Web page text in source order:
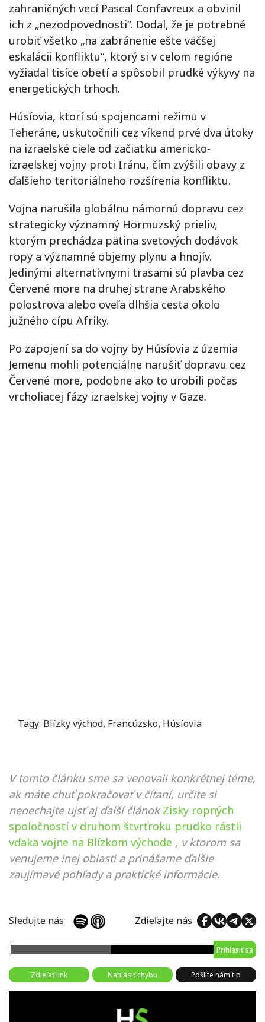
zahraničných vecí Pascal Confavreux a obvinil
ich z „nezodpovednosti“. Dodal, že je potrebné
urobiť všetko „na zabránenie ešte väčšej
eskalácii konfliktu“, ktorý si v celom regióne
vyžiadal tisíce obetí a spôsobil prudké výkyvy na
energetických trhoch.
Húsíovia, ktorí sú spojencami režimu v
Teheráne, uskutočnili cez víkend prvé dva útoky
na izraelské ciele od začiatku americko-
izraelskej vojny proti Iránu, čím zvýšili obavy z
ďalšieho teritoriálneho rozšírenia konfliktu.
Vojna narušila globálnu námornú dopravu cez
strategicky významný Hormuzský prieliv,
ktorým prechádza pätina svetových dodávok
ropy a významné objemy plynu a hnojív.
Jedinými alternatívnymi trasami sú plavba cez
Červené more na druhej strane Arabského
polostrova alebo oveľa dlhšia cesta okolo
južného cípu Afriky.
Po zapojení sa do vojny by Húsíovia z územia
Jemenu mohli potenciálne narušiť dopravu cez
Červené more, podobne ako to urobili počas
vrcholiacej fázy izraelskej vojny v Gaze.
Tagy: Blízky východ, Francúzsko, Húsíovia
V tomto článku sme sa venovali konkrétnej téme,
ak máte chuť pokračovať v čítaní, určite si
nenechajte ujsť aj ďalší článok Zisky ropných
spoločností v druhom štvrťroku prudko rástli
vďaka vojne na Blízkom východe , v ktorom sa
venujeme inej oblasti a prinášame ďalšie
zaujímavé pohľady a praktické informácie.
Sledujte nás Zdieľajte nás
Prihlásiť sa
Zdieľať link Nahlásiť chybu Pošlite nám tip